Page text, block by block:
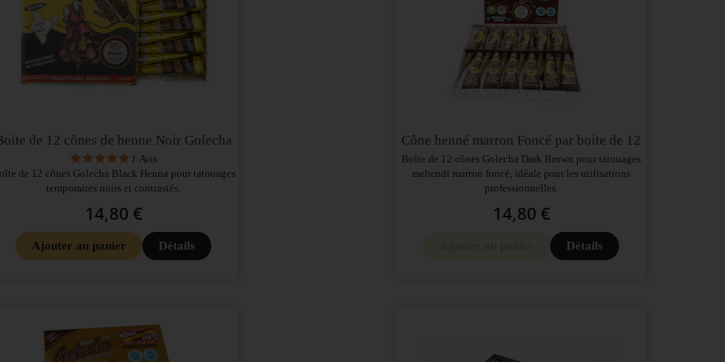
de 12 cônes de henne Noir Golecha
1 Avis
de 12 cônes Golecha Black Henna pour tatouages
temporaires noirs et contrastés.
14,80 €
Ajouter au panier Détails
Cône henné marron Foncé par boite de 12
Boîte de 12 cônes Golecha Dark Brown pour tatouages
mehendi marron foncé, idéale pour les utilisations
professionnelles.
14,80 €
Détails